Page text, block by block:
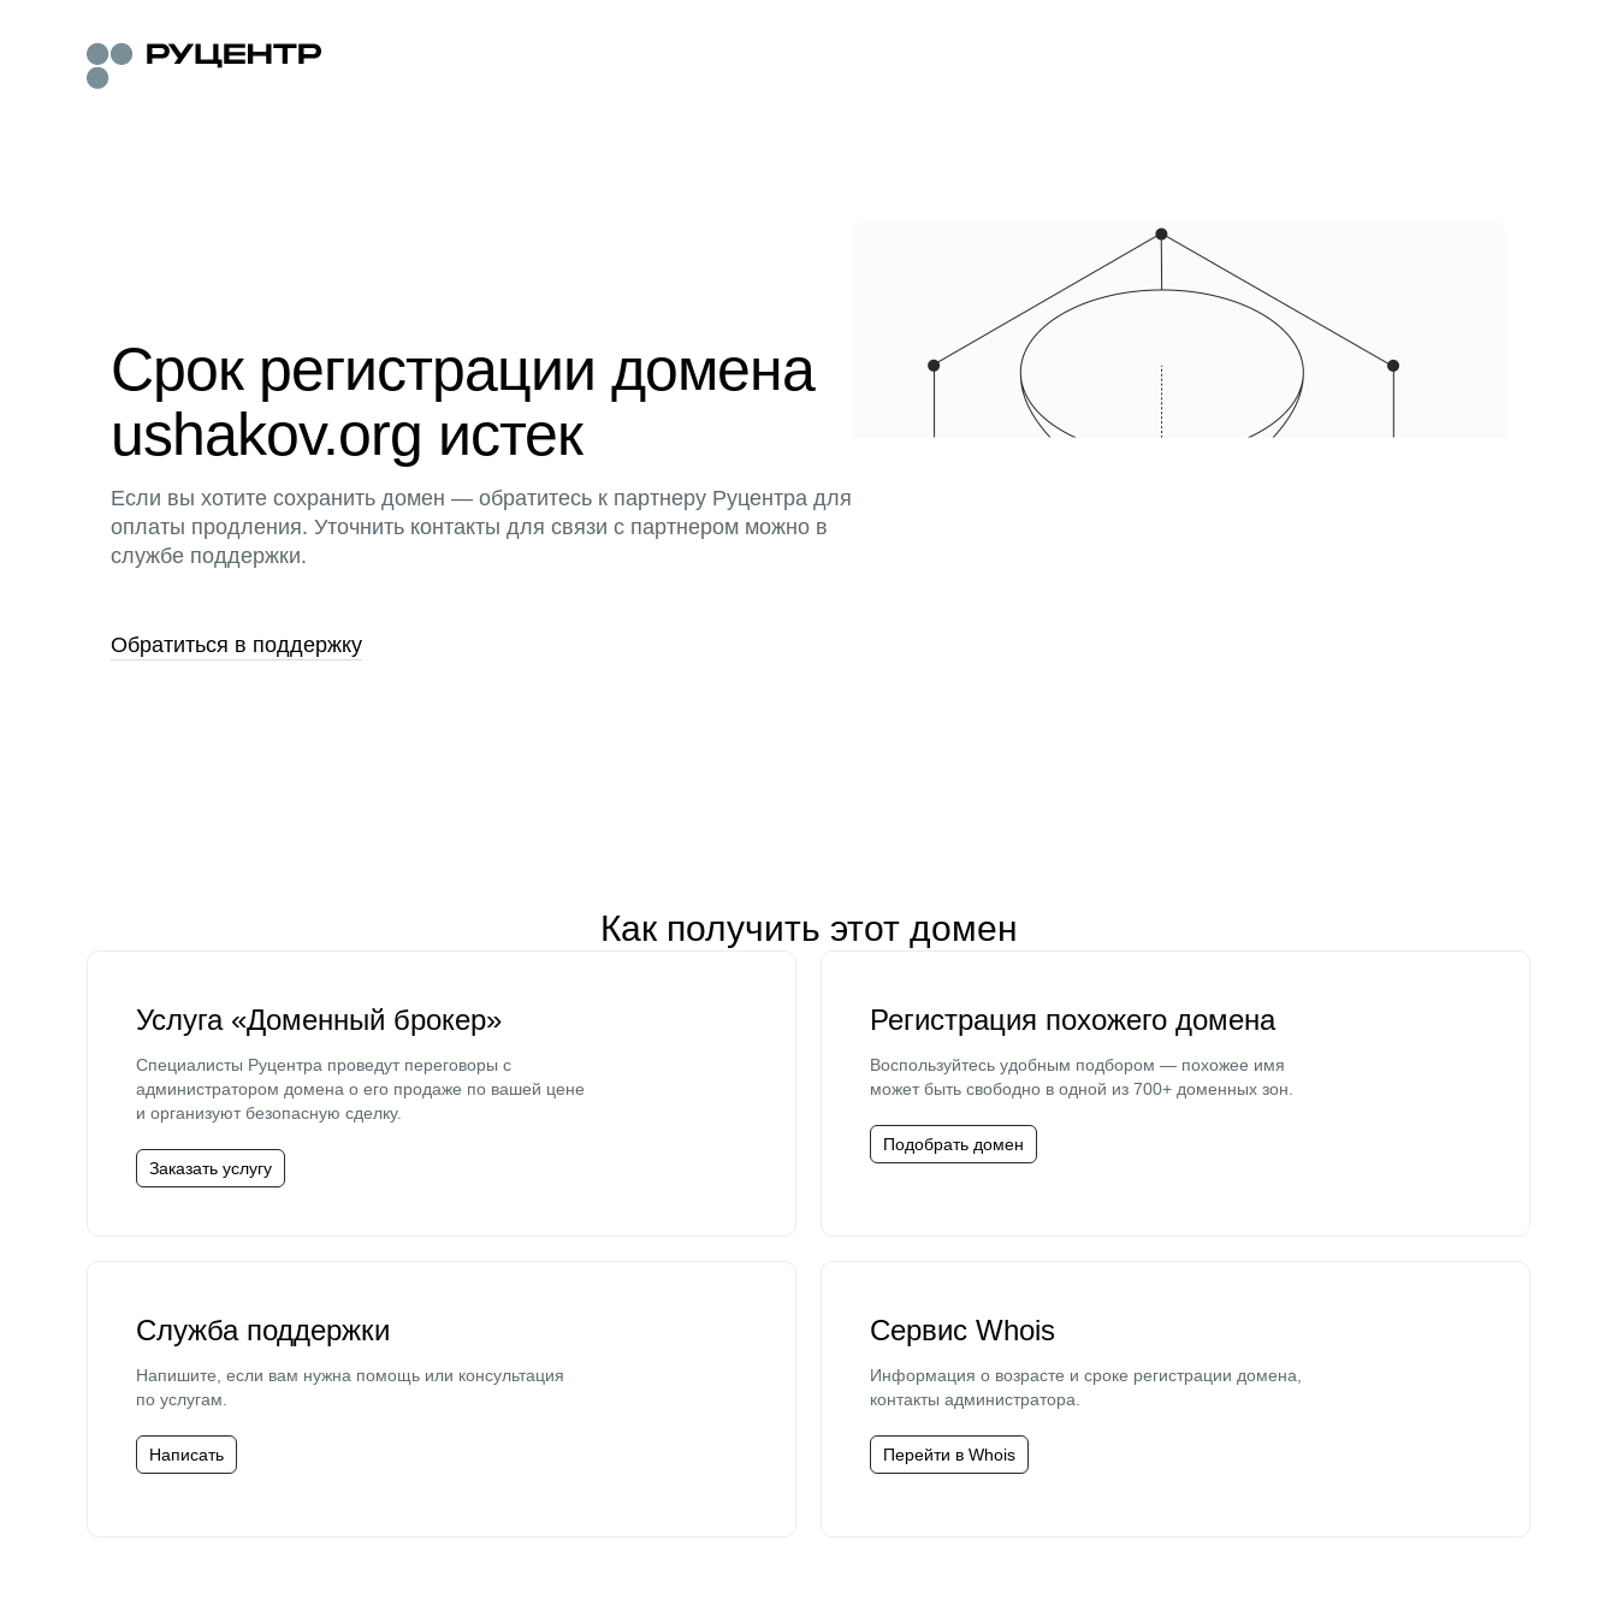
Срок регистрации домена
ushakov.org истек
Если вы хотите сохранить домен — обратитесь к партнеру Руцентра для
оплаты продления. Уточнить контакты для связи с партнером можно в
службе поддержки.
Обратиться в поддержку
Как получить этот домен
Услуга «Доменный брокер»
Специалисты Руцентра проведут переговоры с
администратором домена о его продаже по вашей цене
и организуют безопасную сделку.
Заказать услугу
Регистрация похожего домена
Воспользуйтесь удобным подбором — похожее имя
может быть свободно в одной из 700+ доменных зон.
Подобрать домен
Служба поддержки
Напишите, если вам нужна помощь или консультация
по услугам.
Написать
Сервис Whois
Информация о возрасте и сроке регистрации домена,
контакты администратора.
Перейти в Whois